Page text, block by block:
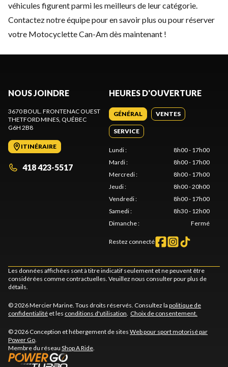
véhicules figurent parmi les meilleurs de leur catégorie.
Contactez notre équipepour en savoir plus ou pour réserver
votre Motocyclette Can-Am dès maintenant !
NOUS JOINDRE
3670 BOUL. FRONTENAC OUEST
THETFORD MINES, QUÉBEC
G6H 2B8
ITINÉRAIRE
418 423-5517
HEURES D'OUVERTURE
GÉNÉRAL VENTES
SERVICE
Lundi:
8h00 - 17h00
Mardi:
8h00 - 17h00
Mercredi:
8h00 - 17h00
Jeudi:
8h00 - 20h00
Vendredi:
8h00 - 17h00
Samedi:
8h30 - 12h00
Dimanche: Fermé
Restez connecté
Les données affichées sont à titre indicatif seulement et ne peuvent être
considérées comme contractuelles. Veuillez nous consulter pour plus de
détails.
© 2026 Mercier Marine. Tous droits réservés. Consultez la politique de
confidentialité et les conditions d'utilisation. Choix de consentement.
© 2026 Conception et hébergement de sites Web pour sport motorisé par
Power Go.
Membre du réseau Shop A Ride.